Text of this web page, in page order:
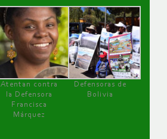
Atentan contra
la Defensora
Francisca
Márquez
Defensoras de
Bolivia